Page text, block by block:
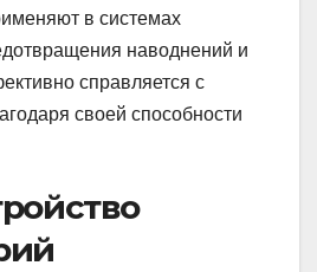
в системах
наводнений и
справляется с
своей способности